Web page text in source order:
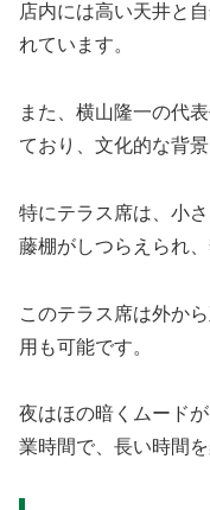
店内には高い天井と
れています。
また、横山隆一の代
ており、文化的な背
特にテラス席は、小
藤棚がしつらえられ
このテラス席は外か
用も可能です。
夜はほの暗くムード
業時間で、長い時間を